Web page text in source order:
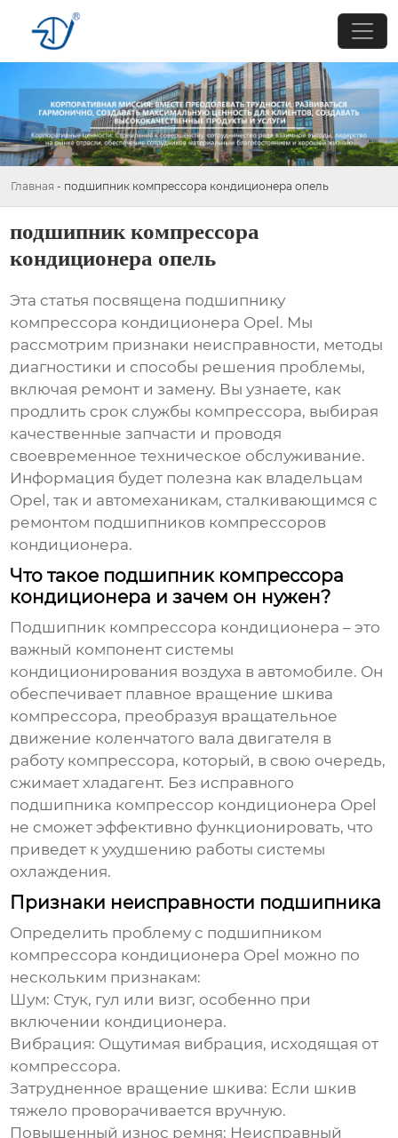
Главная - подшипник компрессора кондиционера опель
подшипник компрессора
кондиционера опель
Эта статья посвящена подшипнику
компрессора кондиционера Opel . Мы
рассмотрим признаки неисправности, методы
диагностики и способы решения проблемы,
включая ремонт и замену. Вы узнаете, как
продлить срок службы компрессора, выбирая
качественные запчасти и проводя
своевременное техническое обслуживание.
Информация будет полезна как владельцам
Opel, так и автомеханикам, сталкивающимся с
ремонтом подшипников компрессоров
кондиционера.
Что такое подшипник компрессора
кондиционера и зачем он нужен?
Подшипник компрессора кондиционера – это
важный компонент системы
кондиционирования воздуха в автомобиле. Он
обеспечивает плавное вращение шкива
компрессора, преобразуя вращательное
движение коленчатого вала двигателя в
работу компрессора, который, в свою очередь,
сжимает хладагент. Без исправного
подшипника компрессор кондиционера Opel
не сможет эффективно функционировать, что
приведет к ухудшению работы системы
охлаждения.
Признаки неисправности подшипника
Определить проблему с подшипником
компрессора кондиционера Opel можно по
нескольким признакам:
Шум: Стук, гул или визг, особенно при
включении кондиционера.
Вибрация: Ощутимая вибрация, исходящая от
компрессора.
Затрудненное вращение шкива: Если шкив
тяжело проворачивается вручную.
Повышенный износ ремня: Неисправный